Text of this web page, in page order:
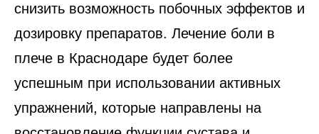
снизить возможность побочных эффектов и
дозировку препаратов. Лечение боли в
плече в Краснодаре будет более
успешным при использовании активных
упражнений, которые направлены на